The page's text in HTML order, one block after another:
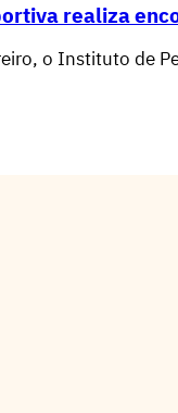
realiza
o Instituto de